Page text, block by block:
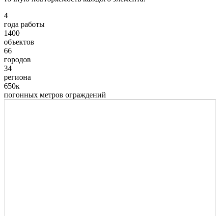
4
года работы
1400
объектов
66
городов
34
региона
650к
погонных метров ограждений